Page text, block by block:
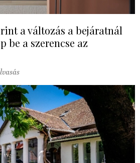
a változás a bejáratnál
be a szerencse az